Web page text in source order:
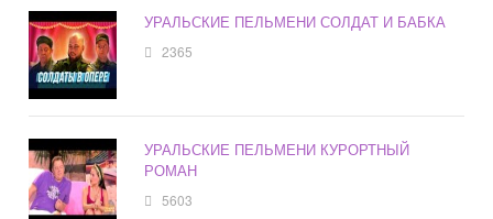
УРАЛЬСКИЕ ПЕЛЬМЕНИ СОЛДАТ И БАБКА
2365
УРАЛЬСКИЕ ПЕЛЬМЕНИ КУРОРТНЫЙ
РОМАН
5603